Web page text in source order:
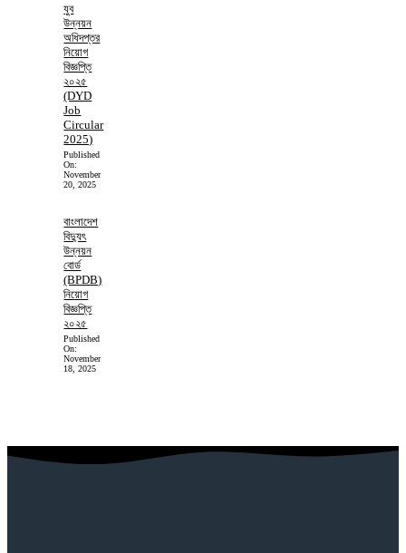
যুব
উন্নয়ন
অধিদপ্তর
নিয়োগ
বিজ্ঞপ্তি
২০২৫
(DYD
Job
Circular
2025)
Published
On:
November
20, 2025
বাংলাদেশ
বিদ্যুৎ
উন্নয়ন
বোর্ড
(BPDB)
নিয়োগ
বিজ্ঞপ্তি
২০২৫
Published
On:
November
18, 2025